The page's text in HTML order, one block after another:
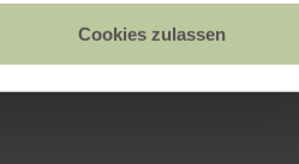
Cookies zulassen